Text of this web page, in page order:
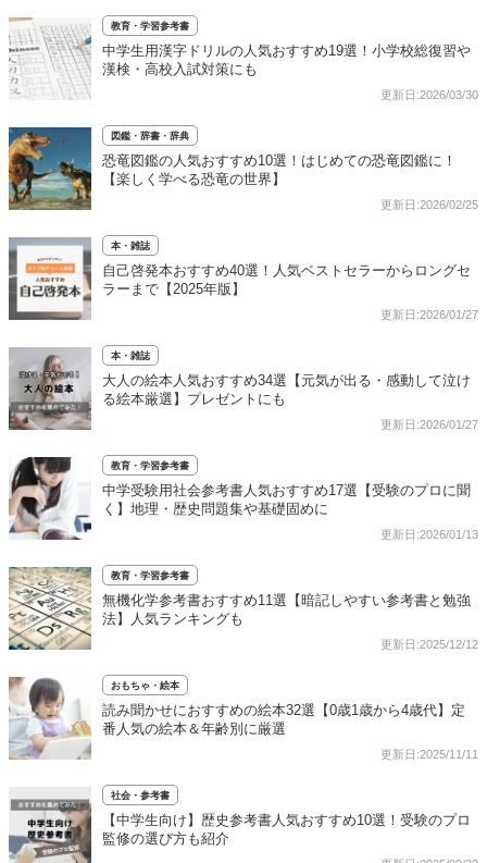
教育・学習参考書
中学生用漢字ドリルの人気おすすめ19選！小学校総復習や
漢検・高校入試対策にも
更新日:2026/03/30
図鑑・辞書・辞典
恐竜図鑑の人気おすすめ10選！はじめての恐竜図鑑に！
【楽しく学べる恐竜の世界】
更新日:2026/02/25
本・雑誌
自己啓発本おすすめ40選！人気ベストセラーからロングセ
ラーまで【2025年版】
更新日:2026/01/27
本・雑誌
大人の絵本人気おすすめ34選【元気が出る・感動して泣け
る絵本厳選】プレゼントにも
更新日:2026/01/27
教育・学習参考書
中学受験用社会参考書人気おすすめ17選【受験のプロに聞
く】地理・歴史問題集や基礎固めに
更新日:2026/01/13
教育・学習参考書
無機化学参考書おすすめ11選【暗記しやすい参考書と勉強
法】人気ランキングも
更新日:2025/12/12
おもちゃ・絵本
読み聞かせにおすすめの絵本32選【0歳1歳から4歳代】定
番人気の絵本＆年齢別に厳選
更新日:2025/11/11
社会・参考書
【中学生向け】歴史参考書人気おすすめ10選！受験のプロ
監修の選び方も紹介